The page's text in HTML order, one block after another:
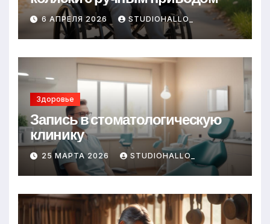
6 АПРЕЛЯ 2026 STUDIOHALLO_
Здоровье
Запись в стоматологическую
клинику
25 МАРТА 2026 STUDIOHALLO_